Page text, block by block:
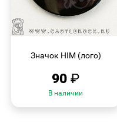
Значок HIM (лого)
90 ₽
В наличии